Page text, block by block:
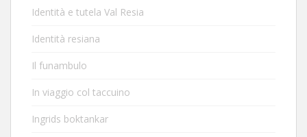
Identità e tutela Val Resia
Identità resiana
Il funambulo
In viaggio col taccuino
Ingrids boktankar